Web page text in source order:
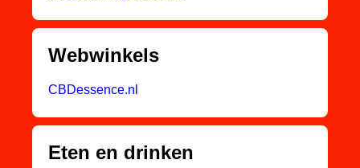
Webwinkels
CBDessence.nl
Eten en drinken